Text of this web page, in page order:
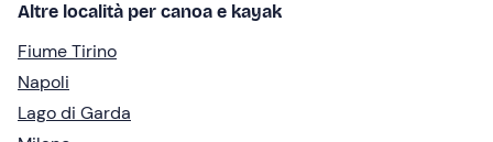
Altre località per canoa e kayak
Fiume Tirino
Napoli
Lago di Garda